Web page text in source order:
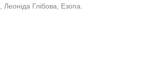
Глібова, Езопа.